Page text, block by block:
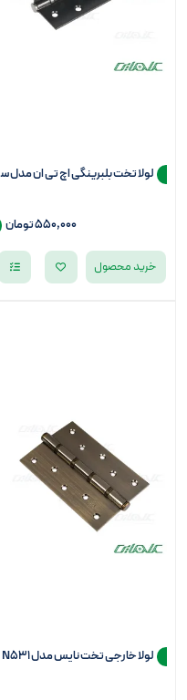
لولا تخت بلبرینگی اچ تی ان مدل سرتخت
550,000 تومان
خرید محصول
لولا خارجی تخت نایس مدل N531